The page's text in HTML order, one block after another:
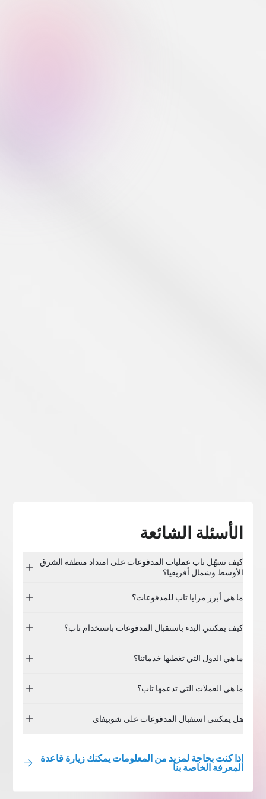
الأسئلة الشائعة
كيف تسهّل تاب عمليات المدفوعات على امتداد منطقة الشرق
الأوسط وشمال أفريقيا؟
ما هي أبرز مزايا تاب للمدفوعات؟
كيف يمكنني البدء باستقبال المدفوعات باستخدام تاب؟
ما هي الدول التي تغطيها خدماتنا؟
ما هي العملات التي تدعمها تاب؟
هل يمكنني استقبال المدفوعات على شوبيفاي
إذا كنت بحاجة لمزيد من المعلومات يمكنك زيارة قاعدة
المعرفة الخاصة بنا